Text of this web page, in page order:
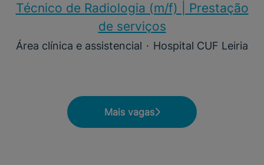
Técnico de Radiologia (m/f) | Prestação
de serviços
Área clínica e assistencial · Hospital CUF Leiria
Mais vagas